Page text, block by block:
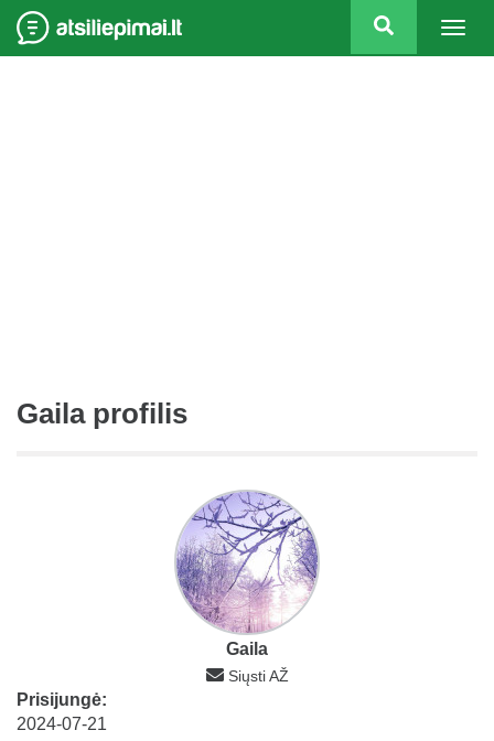
Gaila profilis
Gaila
Siųsti AŽ
Prisijungė:
2024-07-21